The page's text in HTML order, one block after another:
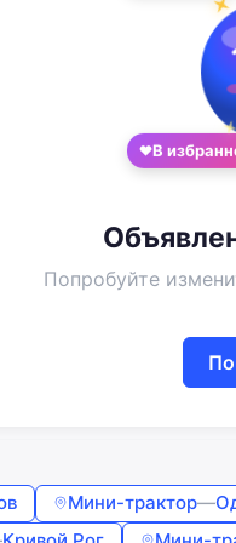
В
Попробуйте
Мини-трактор—
Войдите
Google
Вход
Пароль